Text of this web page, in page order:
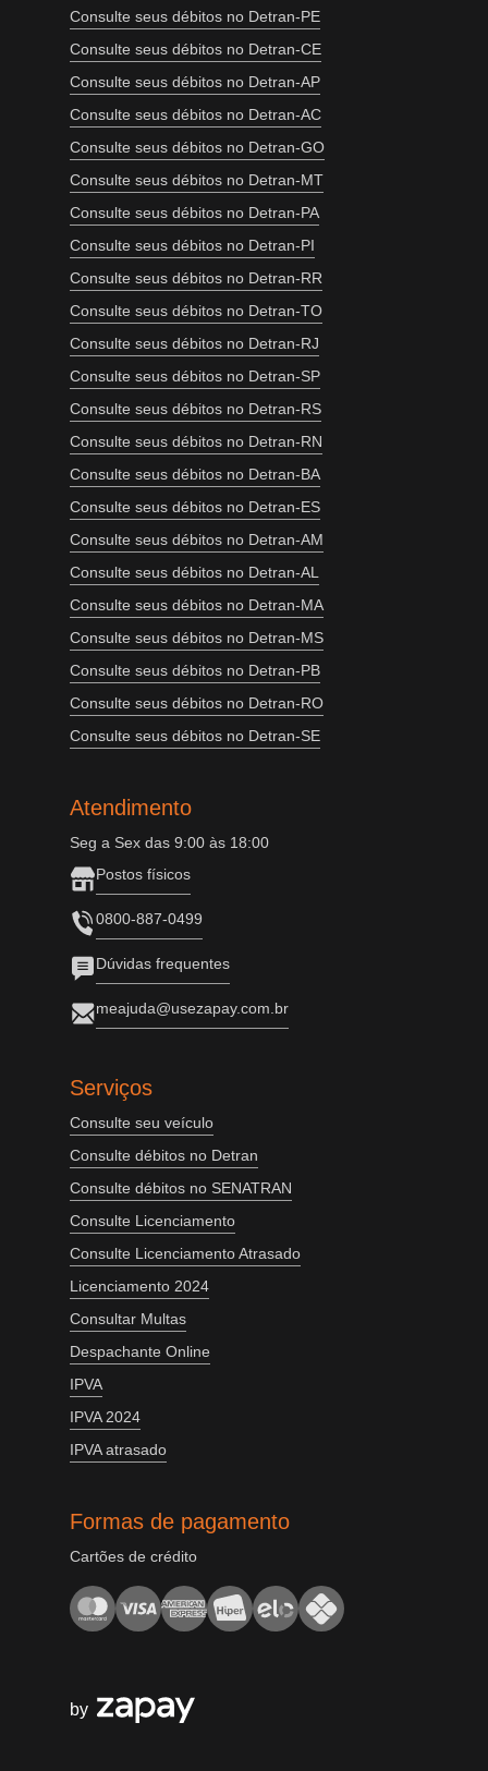
Consulte seus débitos no Detran-PE
Consulte seus débitos no Detran-CE
Consulte seus débitos no Detran-AP
Consulte seus débitos no Detran-AC
Consulte seus débitos no Detran-GO
Consulte seus débitos no Detran-MT
Consulte seus débitos no Detran-PA
Consulte seus débitos no Detran-PI
Consulte seus débitos no Detran-RR
Consulte seus débitos no Detran-TO
Consulte seus débitos no Detran-RJ
Consulte seus débitos no Detran-SP
Consulte seus débitos no Detran-RS
Consulte seus débitos no Detran-RN
Consulte seus débitos no Detran-BA
Consulte seus débitos no Detran-ES
Consulte seus débitos no Detran-AM
Consulte seus débitos no Detran-AL
Consulte seus débitos no Detran-MA
Consulte seus débitos no Detran-MS
Consulte seus débitos no Detran-PB
Consulte seus débitos no Detran-RO
Consulte seus débitos no Detran-SE
Atendimento
Seg a Sex das 9:00 às 18:00
Postos físicos
0800-887-0499
Dúvidas frequentes
meajuda@usezapay.com.br
Serviços
Consulte seu veículo
Consulte débitos no Detran
Consulte débitos no SENATRAN
Consulte Licenciamento
Consulte Licenciamento Atrasado
Licenciamento 2024
Consultar Multas
Despachante Online
IPVA
IPVA 2024
IPVA atrasado
Formas de pagamento
Cartões de crédito
by